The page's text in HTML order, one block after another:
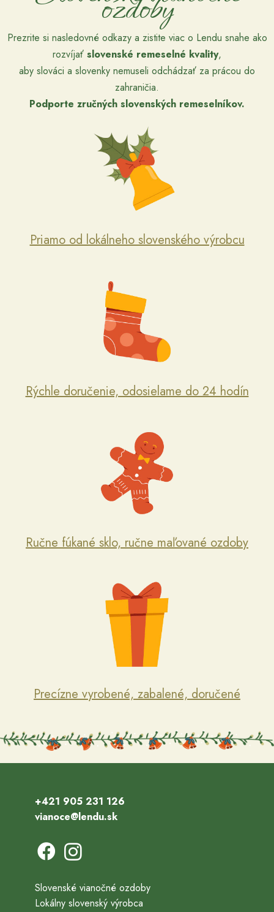
Prezrite si nasledovné odkazy a zistite viac o Lendu snahe ako
rozvíjať slovenské remeselné kvality,
aby slováci a slovenky nemuseli odchádzať za prácou do
zahraničia.
Podporte zručných slovenských remeselníkov.
Priamo od lokálneho slovenského výrobcu
Rýchle doručenie, odosielame do 24 hodín
Ručne fúkané sklo, ručne maľované ozdoby
Precízne vyrobené, zabalené, doručené
+421 905 231 126
vianoce@lendu.sk
Slovenské vianočné ozdoby
Lokálny slovenský výrobca